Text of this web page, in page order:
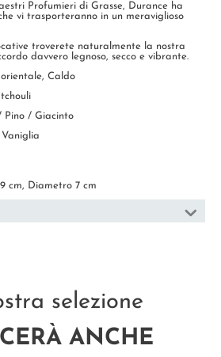
Profumieri di Grasse, Durance ha
vi trasporteranno in un meraviglioso
troverete naturalmente la nostra
davvero legnoso, secco e vibrante.
orientale, Caldo
Pino / Giacinto
cm, Diametro 7 cm
selezione
ANCHE